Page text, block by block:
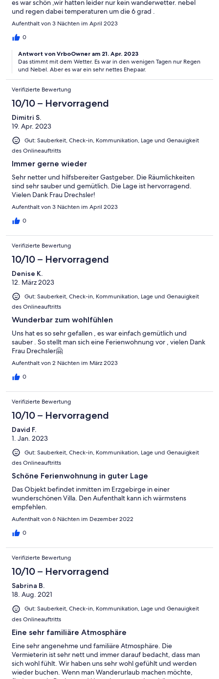
es war schön ,wir hatten leider nur kein wanderwetter. nebel
und regen dabei temperaturen um die 6 grad .
Aufenthalt von 3 Nächten im April 2023
0
Antwort von VrboOwner am 21. Apr. 2023
Das stimmt mit dem Wetter. Es war in den wenigen Tagen nur Regen
und Nebel. Aber es war ein sehr nettes Ehepaar.
Verifizierte Bewertung
10/10 – Hervorragend
Dimitri S.
19. Apr. 2023
Gut: Sauberkeit, Check-in, Kommunikation, Lage und Genauigkeit
des Onlineauftritts
Immer gerne wieder
Sehr netter und hilfsbereiter Gastgeber. Die Räumlichkeiten
sind sehr sauber und gemütlich. Die Lage ist hervorragend.
Vielen Dank Frau Drechsler!
Aufenthalt von 3 Nächten im April 2023
0
Verifizierte Bewertung
10/10 – Hervorragend
Denise K.
12. März 2023
Gut: Sauberkeit, Check-in, Kommunikation, Lage und Genauigkeit
des Onlineauftritts
Wunderbar zum wohlfühlen
Uns hat es so sehr gefallen , es war einfach gemütlich und
sauber . So stellt man sich eine Ferienwohnung vor , vielen Dank
Frau Drechsler🤗
Aufenthalt von 2 Nächten im März 2023
0
Verifizierte Bewertung
10/10 – Hervorragend
David F.
1. Jan. 2023
Gut: Sauberkeit, Check-in, Kommunikation, Lage und Genauigkeit
des Onlineauftritts
Schöne Ferienwohnung in guter Lage
Das Objekt befindet inmitten im Erzgebirge in einer
wunderschönen Villa. Den Aufenthalt kann ich wärmstens
empfehlen.
Aufenthalt von 6 Nächten im Dezember 2022
0
Verifizierte Bewertung
10/10 – Hervorragend
Sabrina B.
18. Aug. 2021
Gut: Sauberkeit, Check-in, Kommunikation, Lage und Genauigkeit
des Onlineauftritts
Eine sehr familiäre Atmosphäre
Eine sehr angenehme und familiäre Atmosphäre. Die
Vermieterin ist sehr nett und immer darauf bedacht, dass man
sich wohl fühlt. Wir haben uns sehr wohl gefühlt und werden
wieder buchen. Wenn man Wanderurlaub machen möchte,